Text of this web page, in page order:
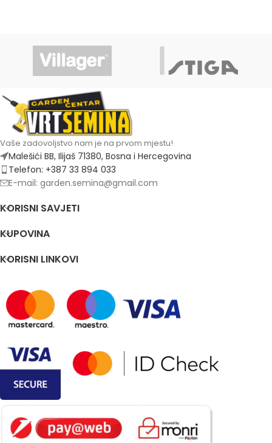
Vaše zadovoljstvo nam je na prvom mjestu!
Malešići BB, Ilijaš 71380, Bosna i Hercegovina
Telefon: +387 33 894 033
E-mail: garden.semina@gmail.com
KORISNI SAVJETI
KUPOVINA
KORISNI LINKOVI